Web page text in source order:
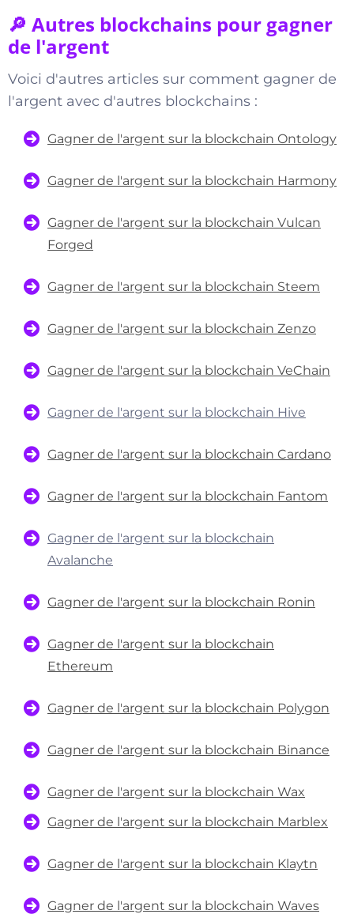
🔎 Autres blockchains pour gagner
de l'argent
Voici d'autres articles sur comment gagner de
l'argent avec d'autres blockchains :
Gagner de l'argent sur la blockchain Ontology
Gagner de l'argent sur la blockchain Harmony
Gagner de l'argent sur la blockchain Vulcan
Forged
Gagner de l'argent sur la blockchain Steem
Gagner de l'argent sur la blockchain Zenzo
Gagner de l'argent sur la blockchain VeChain
Gagner de l'argent sur la blockchain Hive
Gagner de l'argent sur la blockchain Cardano
Gagner de l'argent sur la blockchain Fantom
Gagner de l'argent sur la blockchain
Avalanche
Gagner de l'argent sur la blockchain Ronin
Gagner de l'argent sur la blockchain
Ethereum
Gagner de l'argent sur la blockchain Polygon
Gagner de l'argent sur la blockchain Binance
Gagner de l'argent sur la blockchain Wax
Gagner de l'argent sur la blockchain Marblex
Gagner de l'argent sur la blockchain Klaytn
Gagner de l'argent sur la blockchain Waves